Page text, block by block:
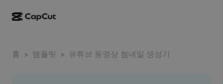
CapCut 데스크톱
소셜 미디어 템플릿
홈 > 템플릿 > 유튜브 동영상 썸네일 생성기